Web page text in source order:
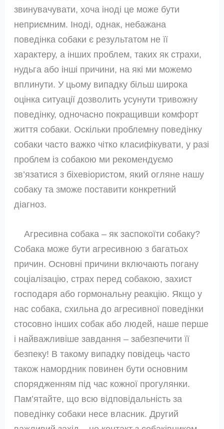
звинувачувати, хоча іноді це може бути
неприємним. Іноді, однак, небажана
поведінка собаки є результатом не її
характеру, а інших проблем, таких як страхи,
нудьга або інші причини, на які ми можемо
вплинути. У цьому випадку більш широка
оцінка ситуації дозволить усунути тривожну
поведінку, одночасно покращивши комфорт
життя собаки. Оскільки проблемну поведінку
собаки часто важко чітко класифікувати, у разі
проблем із собакою ми рекомендуємо
зв’язатися з біхевіористом, який огляне нашу
собаку та зможе поставити конкретний
діагноз.
Агресивна собака – як заспокоїти собаку?
Собака може бути агресивною з багатьох
причин. Основні причини включають погану
соціалізацію, страх перед собакою, захист
господаря або гормональну реакцію. Якщо у
нас собака, схильна до агресивної поведінки
стосовно інших собак або людей, наше перше
і найважливіше завдання – забезпечити її
безпеку! В такому випадку повідець часто
також намордник повинен бути основним
спорядженням під час кожної прогулянки.
Пам’ятайте, що всю відповідальність за
поведінку собаки несе власник. Другий